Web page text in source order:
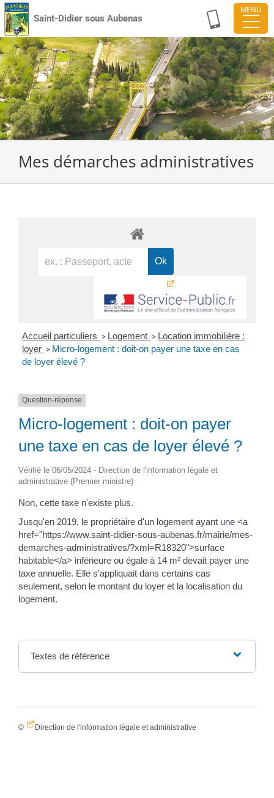
Passer
au
contenu
Saint-Didier sous Aubenas
Mes démarches administratives
Accueil particuliers > Logement > Location immobilière :
loyer > Micro-logement : doit-on payer une taxe en cas
de loyer élevé ?
Question-réponse
Micro-logement : doit-on payer
une taxe en cas de loyer élevé ?
Vérifié le 06/05/2024 - Direction de l'information légale et
administrative (Premier ministre)
Non, cette taxe n'existe plus.
Jusqu'en 2019, le propriétaire d'un logement ayant une <a
href="https://www.saint-didier-sous-aubenas.fr/mairie/mes-
demarches-administratives/?xml=R18320">surface
habitable</a> inférieure ou égale à 14 m² devait payer une
taxe annuelle. Elle s'appliquait dans certains cas
seulement, selon le montant du loyer et la localisation du
logement.
Textes de référence
© Direction de l'information légale et administrative